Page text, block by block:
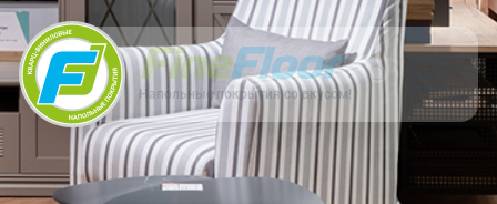
Напольные покрытия со вкусом! ×